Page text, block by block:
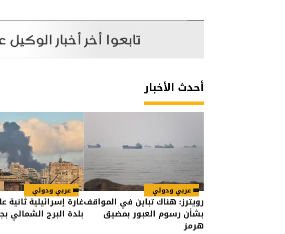
أحدث الأخبار
عربي ودولي
رويترز: هناك تباين في المواقف
بشأن رسوم العبور بمضيق
هرمز
عربي ودولي
غارة إسرائيلية
بلدة البرج الشمالي